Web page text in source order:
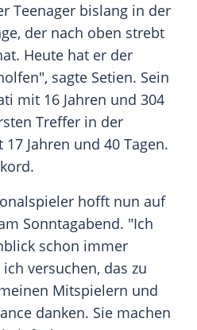
Teenager bislang in der
der nach oben strebt
Heute hat er der
sagte Setien. Sein
mit 16 Jahren und 304
Treffer in der
Jahren und 40 Tagen.
hofft nun auf
Sonntagabend. "Ich
schon immer
versuchen, das zu
Mitspielern und
danken. Sie machen